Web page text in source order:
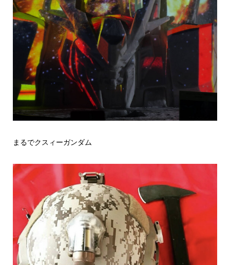
まるでクスィーガンダム